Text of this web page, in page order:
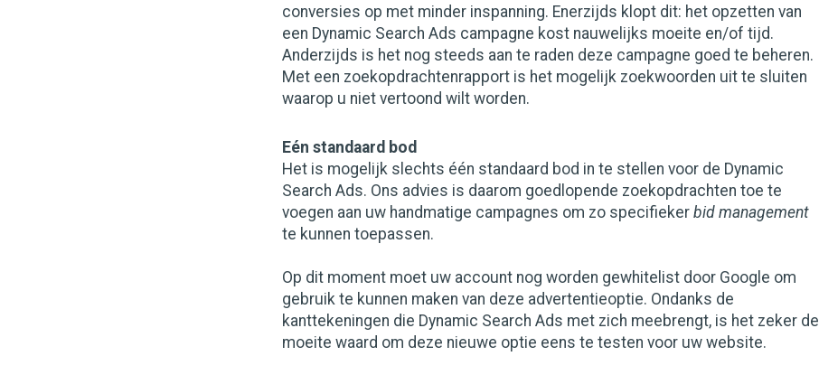
conversies op met minder inspanning. Enerzijds klopt dit: het opzetten van
een Dynamic Search Ads campagne kost nauwelijks moeite en/of tijd.
Anderzijds is het nog steeds aan te raden deze campagne goed te beheren.
Met een zoekopdrachtenrapport is het mogelijk zoekwoorden uit te sluiten
waarop u niet vertoond wilt worden.
Eén standaard bod
Het is mogelijk slechts één standaard bod in te stellen voor de Dynamic
Search Ads. Ons advies is daarom goedlopende zoekopdrachten toe te
voegen aan uw handmatige campagnes om zo specifieker bid management
te kunnen toepassen.
Op dit moment moet uw account nog worden gewhitelist door Google om
gebruik te kunnen maken van deze advertentieoptie. Ondanks de
kanttekeningen die Dynamic Search Ads met zich meebrengt, is het zeker de
moeite waard om deze nieuwe optie eens te testen voor uw website.